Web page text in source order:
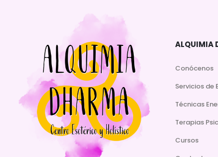
ALQUIMIA
Conócenos
Servicios de
Técnicas
Terapias
Cursos